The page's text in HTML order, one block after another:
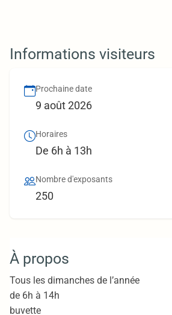
Informations visiteurs
Prochaine date
9 août 2026
Horaires
De 6h à 13h
Nombre d'exposants
250
À propos
Tous les dimanches de l’année
de 6h à 14h
buvette